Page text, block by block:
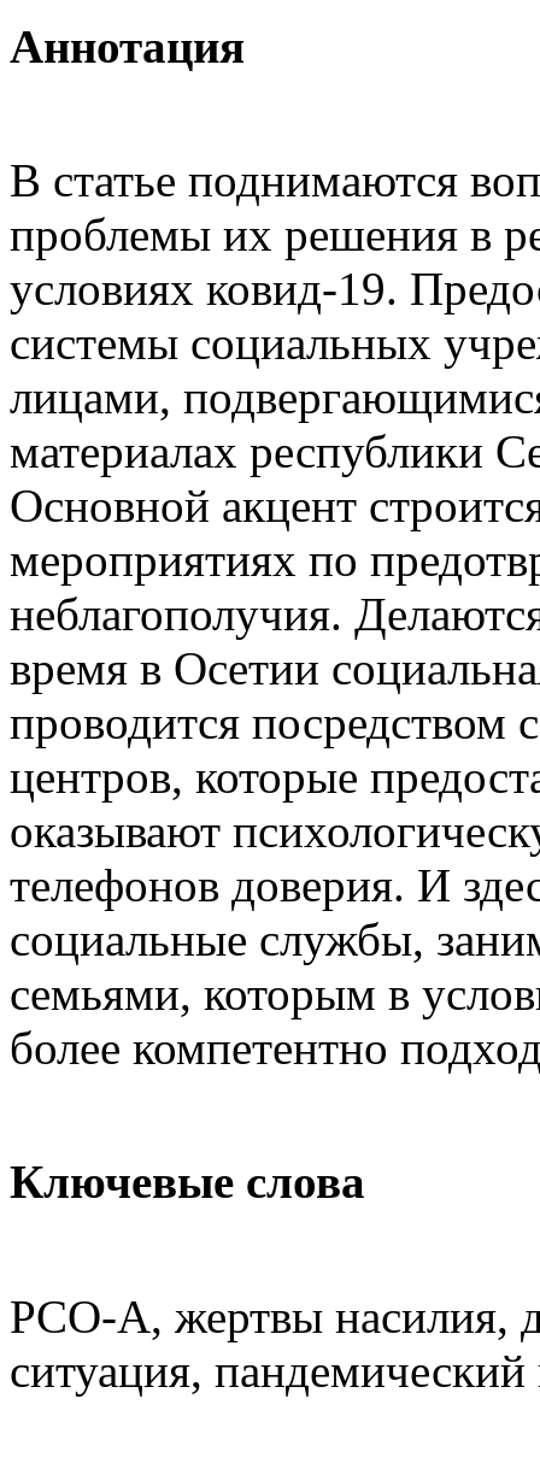
Аннотация
В статье поднимаются
проблемы их решения в
условиях ковид-19.
системы социальных
лицами,
материалах республики
Основной акцент
мероприятиях по
неблагополучия.
время в Осетии
проводится посредством
центров, которые
оказывают
телефонов доверия. И
социальные службы,
семьями, которым в
более компетентно
Ключевые слова
РСО-А, жертвы насилия,
ситуация,